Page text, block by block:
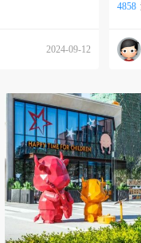
2024-09-12
4858